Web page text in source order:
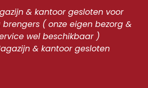
& kantoor gesloten voor
( onze eigen bezorg &
wel beschikbaar )
& kantoor gesloten